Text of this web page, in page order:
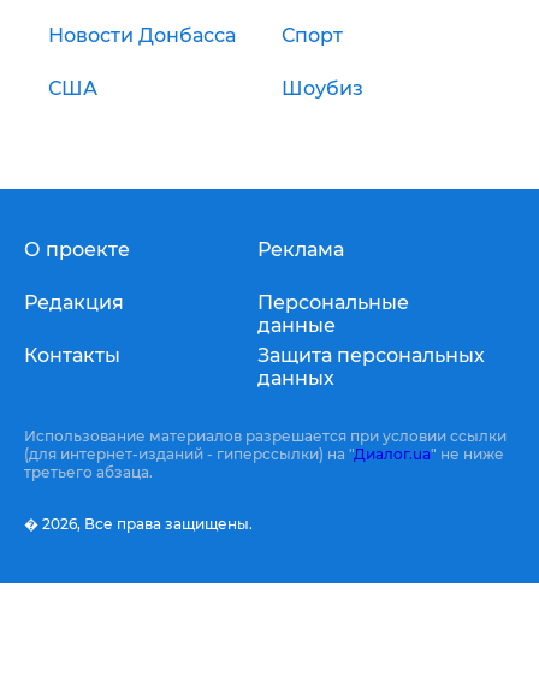
Новости Донбасса Спорт
США Шоубиз
О проекте
Редакция
Контакты
Реклама
Персональные
данные
Защита персональных
данных
Использование материалов разрешается при условии ссылки
(для интернет-изданий - гиперссылки) на "Диалог.ua" не ниже
третьего абзаца.
� 2026, Все права защищены.